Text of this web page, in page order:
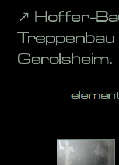
↗️ Hoffer-
Gerolsheim.